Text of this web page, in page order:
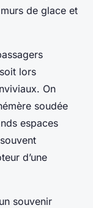
de glace et
lors
On
soudée
espaces
d’une
souvenir